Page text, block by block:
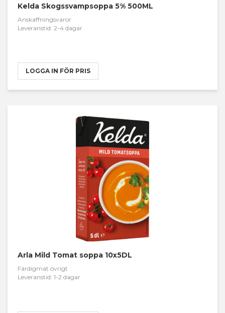
Kelda Skogssvampsoppa 5% 500ML
Anskaffningsvaror
Leveranstid: 2-4 dagar
LOGGA IN FÖR PRIS
Arla Mild Tomat soppa 10x5DL
Färdigmat övrigt
Leveranstid: 1-2 dagar